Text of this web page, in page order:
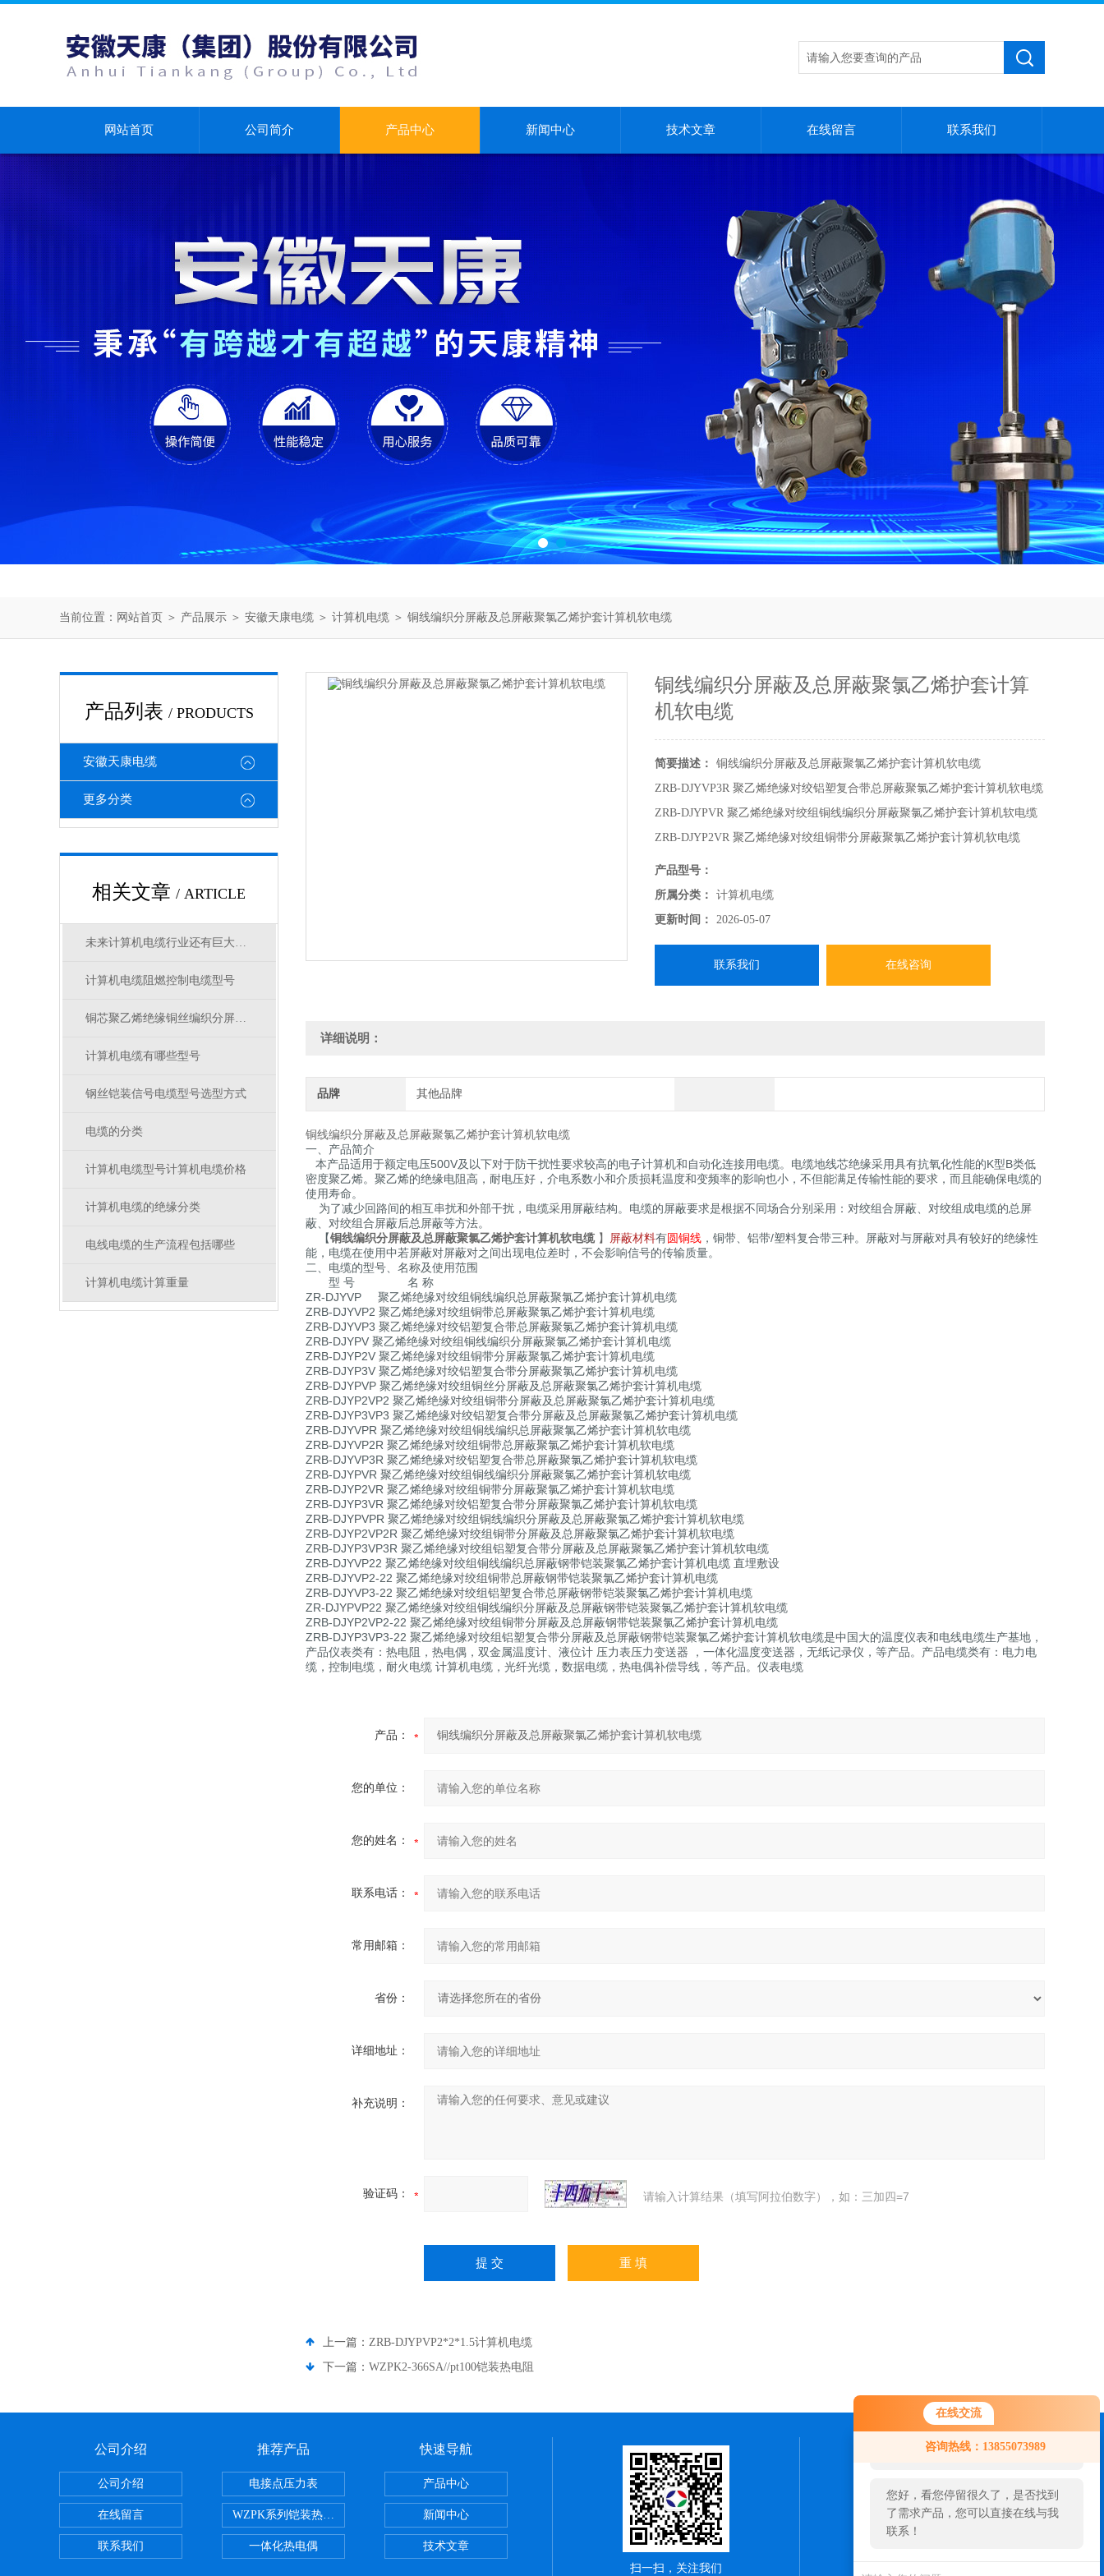
在线交流
咨询热线：13855073989
您好！欢迎前来咨询，很高兴为您
服务，请问您要咨询什么问题呢？
您好，看您停留很久了，是否找到
了需求产品，您可以直接在线与我
联系！
网站首页 公司简介 产品中心 新闻中心 技术文章 在线留言 联系我们
当前位置： 网站首页 ＞ 产品展示 ＞ 安徽天康电缆 ＞ 计算机电缆 ＞ 铜线编织分屏蔽及总屏蔽聚氯乙烯护套计算机软电缆
产品列表 / PRODUCTS
安徽天康电缆
更多分类
相关文章 / ARTICLE
未来计算机电缆行业还有巨大的发展潜力
计算机电缆阻燃控制电缆型号
铜芯聚乙烯绝缘铜丝编织分屏蔽聚氯乙烯护套阻燃本安计算机电缆
计算机电缆有哪些型号
钢丝铠装信号电缆型号选型方式
电缆的分类
计算机电缆型号计算机电缆价格
计算机电缆的绝缘分类
电线电缆的生产流程包括哪些
计算机电缆计算重量
铜线编织分屏蔽及总屏蔽聚氯乙烯护套计算
机软电缆
简要描述：
铜线编织分屏蔽及总屏蔽聚氯乙烯护套计算机软电缆
ZRB-DJYVP3R 聚乙烯绝缘对绞铝塑复合带总屏蔽聚氯乙烯护套计算机软电缆
ZRB-DJYPVR 聚乙烯绝缘对绞组铜线编织分屏蔽聚氯乙烯护套计算机软电缆
ZRB-DJYP2VR 聚乙烯绝缘对绞组铜带分屏蔽聚氯乙烯护套计算机软电缆
ZRB-DJYP3VR 聚乙烯绝缘对绞铝塑复合带分屏蔽聚氯乙烯护套计算机软电缆
产品型号：
所属分类：
计算机电缆
更新时间：
2026-05-07
联系我们 在线咨询
详细说明：
品牌 其他品牌
铜线编织分屏蔽及总屏蔽聚氯乙烯护套计算机软电缆
一、产品简介
本产品适用于额定电压500V及以下对于防干扰性要求较高的电子计算机和自动化连接用电缆。电缆地线芯绝缘采用具有抗氧化性能的K型B类低
密度聚乙烯。聚乙烯的绝缘电阻高，耐电压好，介电系数小和介质损耗温度和变频率的影响也小，不但能满足传输性能的要求，而且能确保电缆的
使用寿命。
为了减少回路间的相互串扰和外部干扰，电缆采用屏蔽结构。电缆的屏蔽要求是根据不同场合分别采用：对绞组合屏蔽、对绞组成电缆的总屏
蔽、对绞组合屏蔽后总屏蔽等方法。
【铜线编织分屏蔽及总屏蔽聚氯乙烯护套计算机软电缆】 屏蔽材料有圆铜线 ，铜带、铝带/塑料复合带三种。屏蔽对与屏蔽对具有较好的绝缘性
能，电缆在使用中若屏蔽对屏蔽对之间出现电位差时，不会影响信号的传输质量。
二、电缆的型号、名称及使用范围
型 号 名 称
ZR-DJYVP 聚乙烯绝缘对绞组铜线编织总屏蔽聚氯乙烯护套计算机电缆
ZRB-DJYVP2 聚乙烯绝缘对绞组铜带总屏蔽聚氯乙烯护套计算机电缆
ZRB-DJYVP3 聚乙烯绝缘对绞铝塑复合带总屏蔽聚氯乙烯护套计算机电缆
ZRB-DJYPV 聚乙烯绝缘对绞组铜线编织分屏蔽聚氯乙烯护套计算机电缆
ZRB-DJYP2V 聚乙烯绝缘对绞组铜带分屏蔽聚氯乙烯护套计算机电缆
ZRB-DJYP3V 聚乙烯绝缘对绞铝塑复合带分屏蔽聚氯乙烯护套计算机电缆
ZRB-DJYPVP 聚乙烯绝缘对绞组铜丝分屏蔽及总屏蔽聚氯乙烯护套计算机电缆
ZRB-DJYP2VP2 聚乙烯绝缘对绞组铜带分屏蔽及总屏蔽聚氯乙烯护套计算机电缆
ZRB-DJYP3VP3 聚乙烯绝缘对绞铝塑复合带分屏蔽及总屏蔽聚氯乙烯护套计算机电缆
ZRB-DJYVPR 聚乙烯绝缘对绞组铜线编织总屏蔽聚氯乙烯护套计算机软电缆
ZRB-DJYVP2R 聚乙烯绝缘对绞组铜带总屏蔽聚氯乙烯护套计算机软电缆
ZRB-DJYVP3R 聚乙烯绝缘对绞铝塑复合带总屏蔽聚氯乙烯护套计算机软电缆
ZRB-DJYPVR 聚乙烯绝缘对绞组铜线编织分屏蔽聚氯乙烯护套计算机软电缆
ZRB-DJYP2VR 聚乙烯绝缘对绞组铜带分屏蔽聚氯乙烯护套计算机软电缆
ZRB-DJYP3VR 聚乙烯绝缘对绞铝塑复合带分屏蔽聚氯乙烯护套计算机软电缆
ZRB-DJYPVPR 聚乙烯绝缘对绞组铜线编织分屏蔽及总屏蔽聚氯乙烯护套计算机软电缆
ZRB-DJYP2VP2R 聚乙烯绝缘对绞组铜带分屏蔽及总屏蔽聚氯乙烯护套计算机软电缆
ZRB-DJYP3VP3R 聚乙烯绝缘对绞组铝塑复合带分屏蔽及总屏蔽聚氯乙烯护套计算机软电缆
ZRB-DJYVP22 聚乙烯绝缘对绞组铜线编织总屏蔽钢带铠装聚氯乙烯护套计算机电缆 直埋敷设
ZRB-DJYVP2-22 聚乙烯绝缘对绞组铜带总屏蔽钢带铠装聚氯乙烯护套计算机电缆
ZRB-DJYVP3-22 聚乙烯绝缘对绞组铝塑复合带总屏蔽钢带铠装聚氯乙烯护套计算机电缆
ZR-DJYPVP22 聚乙烯绝缘对绞组铜线编织分屏蔽及总屏蔽钢带铠装聚氯乙烯护套计算机软电缆
ZRB-DJYP2VP2-22 聚乙烯绝缘对绞组铜带分屏蔽及总屏蔽钢带铠装聚氯乙烯护套计算机电缆
ZRB-DJYP3VP3-22 聚乙烯绝缘对绞组铝塑复合带分屏蔽及总屏蔽钢带铠装聚氯乙烯护套计算机软电缆是中国大的温度仪表和电线电缆生产基地，
产品仪表类有：热电阻，热电偶，双金属温度计、液位计 压力表压力变送器 ，一体化温度变送器，无纸记录仪，等产品。产品电缆类有：电力电
缆，控制电缆，耐火电缆 计算机电缆，光纤光缆，数据电缆，热电偶补偿导线，等产品。仪表电缆
产品：
您的单位：
您的姓名：
联系电话：
常用邮箱：
省份：
详细地址：
补充说明：
验证码： 请输入计算结果（填写阿拉伯数字），如：三加四=7
上一篇： ZRB-DJYPVP2*2*1.5计算机电缆
下一篇： WZPK2-366SA//pt100铠装热电阻
公司介绍
公司介绍
在线留言
联系我们
推荐产品
电接点压力表
WZPK系列铠装热电阻
一体化热电偶
快速导航
产品中心
新闻中心
技术文章
扫一扫，关注我们
联系我们
24小时热线：